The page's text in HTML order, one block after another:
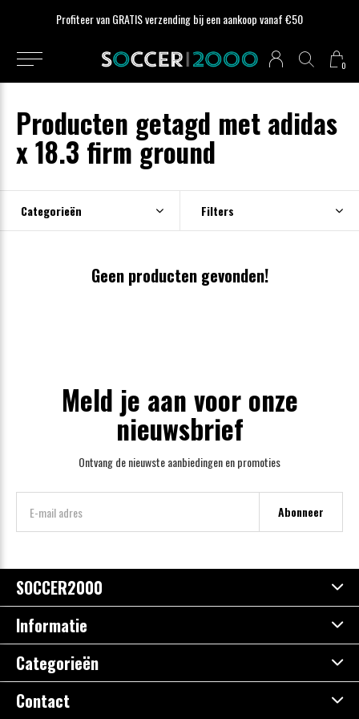
0
Profiteer van GRATIS verzending bij een aankoop vanaf €50
Producten getagd met adidas
x 18.3 firm ground
Categorieën Filters
Geen producten gevonden!
Meld je aan voor onze
nieuwsbrief
Ontvang de nieuwste aanbiedingen en promoties
Abonneer
SOCCER2000
Informatie
Categorieën
Contact